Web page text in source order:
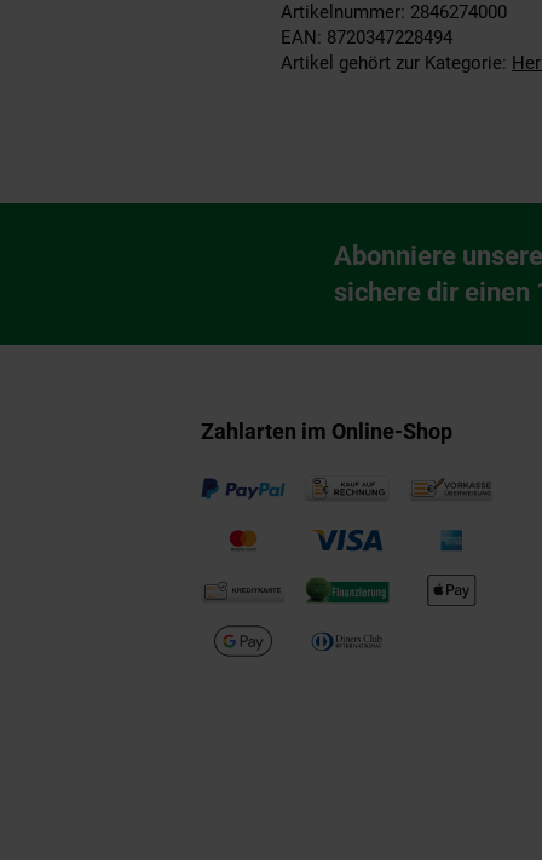
Artikelnummer: 2846274000
EAN: 8720347228494
Artikel gehört zur Kategorie:
Newsletter
Abonniere
sichere dir einen
Zahlarten im Online-Shop